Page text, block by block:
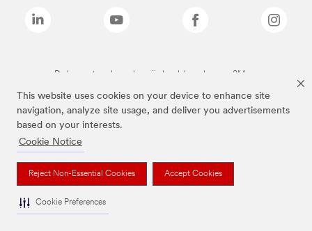
This website uses cookies on your device to enhance site
navigation, analyze site usage, and deliver you advertisements
based on your interests.
Cookie Notice
Reject Non-Essential Cookies Accept Cookies
Cookie Preferences
De bovenstaande merken zijn handelsmerken van 3M.we